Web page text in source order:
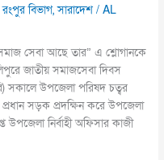
রংপুর বিভাগ,সারাদেশ /AL
সেবা আছে তার” এ শ্লোগানকে
জাতীয় সমাজসেবা দিবস
সকালে উপজেলা পরিষদ চত্বর
সড়ক প্রদক্ষিন করে উপজেলা
নির্বাহী অফিসার কাজী